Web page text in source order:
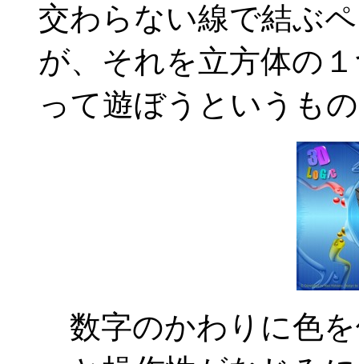
交わらない線で結ぶ
が、それを立方体の
って遊ぼうというも
数字のかわりに色